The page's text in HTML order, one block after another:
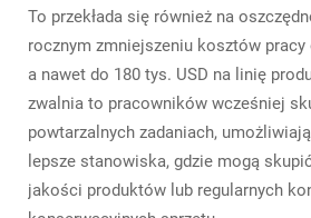
To przekłada się również na
rocznym zmniejszeniu kosztów pracy
a nawet do 180 tys. USD na linię
zwalnia to pracowników wcześniej
powtarzalnych zadaniach,
lepsze stanowiska, gdzie mogą
jakości produktów lub regularnych